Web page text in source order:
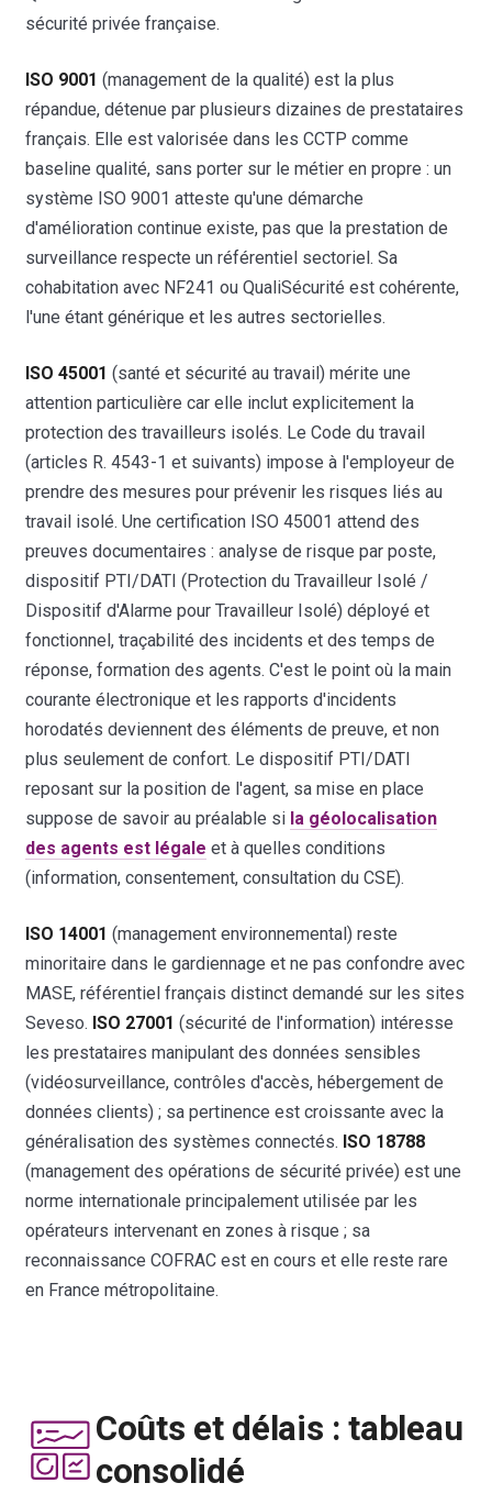
sécurité privée française.
ISO 9001 (management de la qualité) est la plus
répandue, détenue par plusieurs dizaines de prestataires
français. Elle est valorisée dans les CCTP comme
baseline qualité, sans porter sur le métier en propre : un
système ISO 9001 atteste qu'une démarche
d'amélioration continue existe, pas que la prestation de
surveillance respecte un référentiel sectoriel. Sa
cohabitation avec NF241 ou QualiSécurité est cohérente,
l'une étant générique et les autres sectorielles.
ISO 45001 (santé et sécurité au travail) mérite une
attention particulière car elle inclut explicitement la
protection des travailleurs isolés. Le Code du travail
(articles R. 4543-1 et suivants) impose à l'employeur de
prendre des mesures pour prévenir les risques liés au
travail isolé. Une certification ISO 45001 attend des
preuves documentaires : analyse de risque par poste,
dispositif PTI/DATI (Protection du Travailleur Isolé /
Dispositif d'Alarme pour Travailleur Isolé) déployé et
fonctionnel, traçabilité des incidents et des temps de
réponse, formation des agents. C'est le point où la main
courante électronique et les rapports d'incidents
horodatés deviennent des éléments de preuve, et non
plus seulement de confort. Le dispositif PTI/DATI
reposant sur la position de l'agent, sa mise en place
suppose de savoir au préalable si la géolocalisation
des agents est légale et à quelles conditions
(information, consentement, consultation du CSE).
ISO 14001 (management environnemental) reste
minoritaire dans le gardiennage et ne pas confondre avec
MASE, référentiel français distinct demandé sur les sites
Seveso. ISO 27001 (sécurité de l'information) intéresse
les prestataires manipulant des données sensibles
(vidéosurveillance, contrôles d'accès, hébergement de
données clients) ; sa pertinence est croissante avec la
généralisation des systèmes connectés. ISO 18788
(management des opérations de sécurité privée) est une
norme internationale principalement utilisée par les
opérateurs intervenant en zones à risque ; sa
reconnaissance COFRAC est en cours et elle reste rare
en France métropolitaine.
Coûts et délais : tableau
consolidé